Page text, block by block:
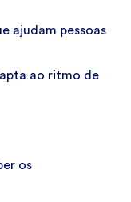
ajudam pessoas
ao ritmo de
os